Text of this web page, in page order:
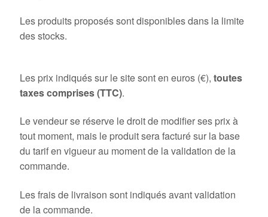
Les produits proposés sont disponibles dans la limite
des stocks.
Les prix indiqués sur le site sont en euros (€), toutes
taxes comprises (TTC).
Le vendeur se réserve le droit de modifier ses prix à
tout moment, mais le produit sera facturé sur la base
du tarif en vigueur au moment de la validation de la
commande.
Les frais de livraison sont indiqués avant validation
de la commande.